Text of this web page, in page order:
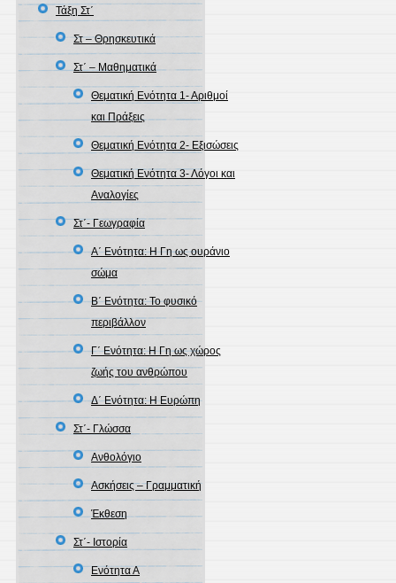
Τάξη Στ΄
Στ – Θρησκευτικά
Στ΄ – Μαθηματικά
Θεματική Ενότητα 1- Αριθμοί
και Πράξεις
Θεματική Ενότητα 2- Εξισώσεις
Θεματική Ενότητα 3- Λόγοι και
Αναλογίες
Στ΄- Γεωγραφία
A΄ Ενότητα: H Γη ως ουράνιο
σώμα
Β΄ Ενότητα: Το φυσικό
περιβάλλον
Γ΄ Ενότητα: Η Γη ως χώρος
ζωής του ανθρώπου
Δ΄ Ενότητα: Η Ευρώπη
Στ΄- Γλώσσα
Ανθολόγιο
Ασκήσεις – Γραμματική
Έκθεση
Στ΄- Ιστορία
Ενότητα Α